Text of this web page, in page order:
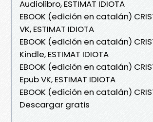
Audiolibro, ESTIMAT IDIOTA
EBOOK (edición en catalán)
VK, ESTIMAT IDIOTA
EBOOK (edición en catalán)
Kindle, ESTIMAT IDIOTA
EBOOK (edición en catalán)
Epub VK, ESTIMAT IDIOTA
EBOOK (edición en catalán)
Descargar gratis